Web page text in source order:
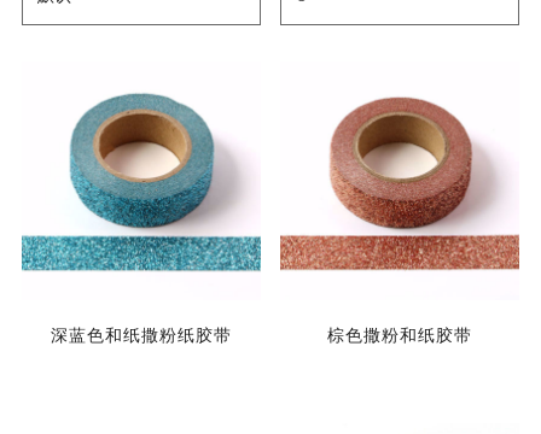
深蓝色和纸撒粉纸胶带 棕色撒粉和纸胶带